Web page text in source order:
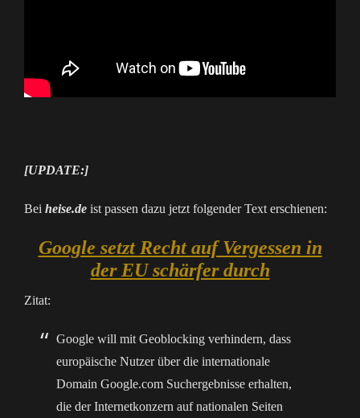
[UPDATE:]
Bei heise.de ist passen dazu jetzt folgender Text erschienen:
Google setzt Recht auf Vergessen in
der EU schärfer durch
Zitat:
Google will mit Geoblocking verhindern, dass
europäische Nutzer über die internationale
Domain Google.com Suchergebnisse erhalten,
die der Internetkonzern auf nationalen Seiten